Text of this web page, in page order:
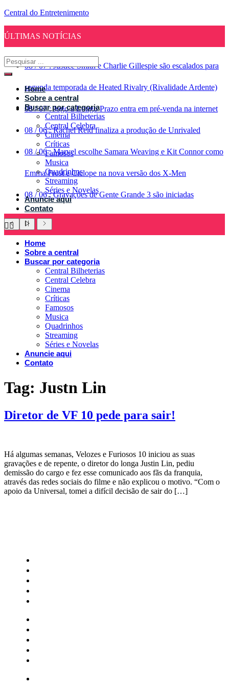
Central do Entretenimento
ÚLTIMAS NOTÍCIAS
08 / 07 : Justice Smith e Charlie Gillespie são escalados para
segunda temporada de Heated Rivalry (Rivalidade Ardente)
08 / 07 : Jogo a Longo Prazo entra em pré-venda na internet
08 / 06 : Rachel Reid finaliza a produção de Unrivaled
08 / 06 : Marvel escolhe Samara Weaving e Kit Connor como
Emma Frost e Ciclope na nova versão dos X-Men
08 / 06 : Gravações de Gente Grande 3 são iniciadas
Home
Sobre a central
Buscar por categoria
Central Bilheterias
Central Celebra
Cinema
Críticas
Famosos
Musica
Quadrinhos
Streaming
Séries e Novelas
Anuncie aqui
Contato
Home
Sobre a central
Buscar por categoria
Central Bilheterias
Central Celebra
Cinema
Críticas
Famosos
Musica
Quadrinhos
Streaming
Séries e Novelas
Anuncie aqui
Contato
Tag: Justn Lin
Diretor de VF 10 pede para sair!
Há algumas semanas, Velozes e Furiosos 10 iniciou as suas
gravações e de repente, o diretor do longa Justin Lin, pediu
demissão do cargo e fez esse comunicado aos fãs da franquia,
através das redes sociais do filme e não explicou o motivo. “Com o
apoio da Universal, tomei a difícil decisão de sair do […]